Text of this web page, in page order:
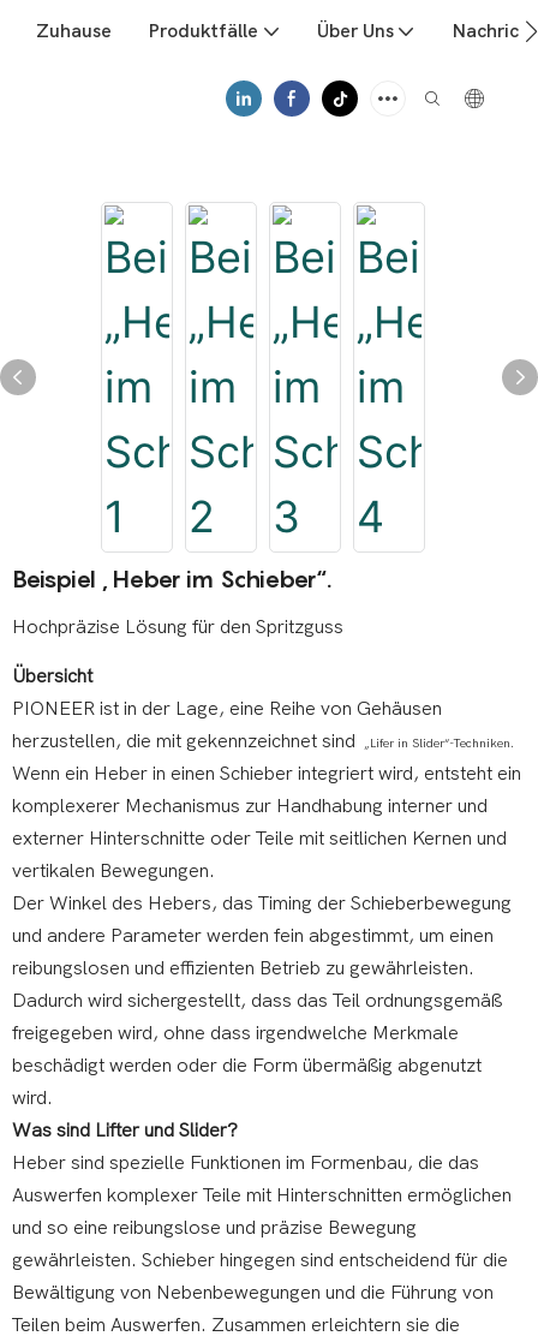
Zuhause Produktfälle Über Uns
Beispiel „Heber im Schieber“.
Hochpräzise Lösung für den Spritzguss
Übersicht
PIONEER ist in der Lage, eine Reihe von Gehäusen
herzustellen, die mit gekennzeichnet sind
„Lifer in Slider“-Techniken.
Wenn ein Heber in einen Schieber integriert wird, entsteht ein
komplexerer Mechanismus zur Handhabung interner und
externer Hinterschnitte oder Teile mit seitlichen Kernen und
vertikalen Bewegungen.
Der Winkel des Hebers, das Timing der Schieberbewegung
und andere Parameter werden fein abgestimmt, um einen
reibungslosen und effizienten Betrieb zu gewährleisten.
Dadurch wird sichergestellt, dass das Teil ordnungsgemäß
freigegeben wird, ohne dass irgendwelche Merkmale
beschädigt werden oder die Form übermäßig abgenutzt
wird.
Was sind Lifter und Slider?
Heber sind spezielle Funktionen im Formenbau, die das
Auswerfen komplexer Teile mit Hinterschnitten ermöglichen
und so eine reibungslose und präzise Bewegung
gewährleisten. Schieber hingegen sind entscheidend für die
Bewältigung von Nebenbewegungen und die Führung von
Teilen beim Auswerfen. Zusammen erleichtern sie die